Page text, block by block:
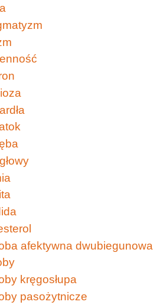
afektywna dwubiegunowa
kręgosłupa
pasożytnicze